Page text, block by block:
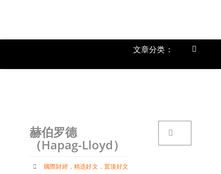
文章分类：
Toggle
赫伯罗德
（Hapag-Lloyd）
國際財經， 精选好文 ，置顶好文